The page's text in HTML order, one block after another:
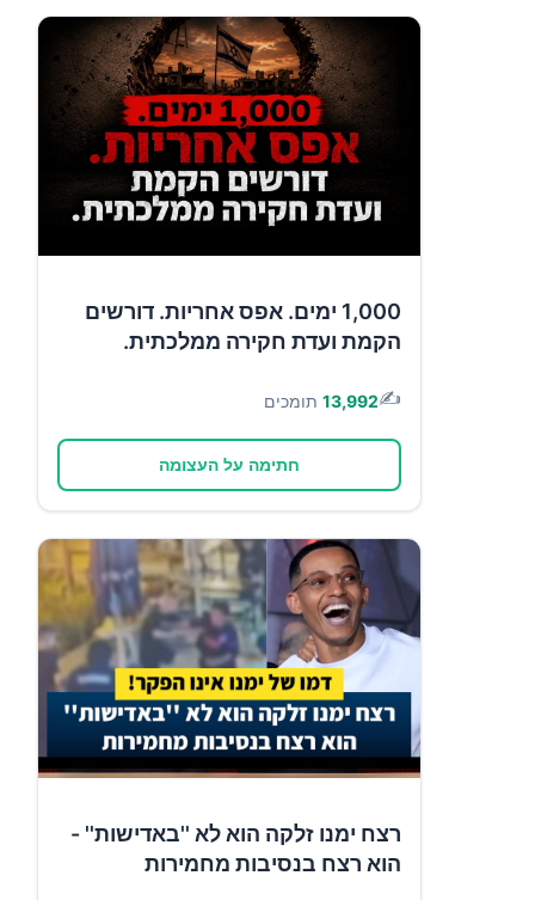
1,000 ימים. אפס אחריות. דורשים
הקמת ועדת חקירה ממלכתית.
✍️
13,992 תומכים
חתימה על העצומה
רצח ימנו זלקה הוא לא ''באדישות'' -
הוא רצח בנסיבות מחמירות